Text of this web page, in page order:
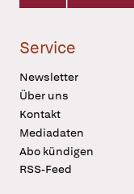
Service
Newsletter
Über uns
Kontakt
Mediadaten
Abo kündigen
RSS-Feed